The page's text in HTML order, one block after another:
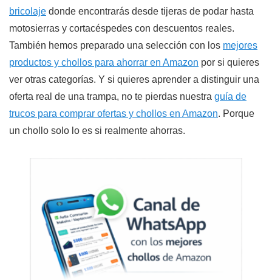
bricolaje donde encontrarás desde tijeras de podar hasta
motosierras y cortacéspedes con descuentos reales.
También hemos preparado una selección con los mejores
productos y chollos para ahorrar en Amazon por si quieres
ver otras categorías. Y si quieres aprender a distinguir una
oferta real de una trampa, no te pierdas nuestra guía de
trucos para comprar ofertas y chollos en Amazon. Porque
un chollo solo lo es si realmente ahorras.